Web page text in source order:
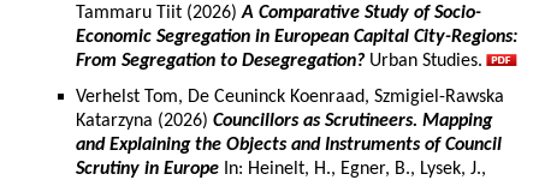
Tammaru Tiit (2026)A Comparative Study of Socio-
Economic Segregation in European Capital City-Regions:
From Segregation to Desegregation? Urban Studies.
Verhelst Tom, De Ceuninck Koenraad, Szmigiel-Rawska
Katarzyna (2026) Councillors as Scrutineers. Mapping
and Explaining the Objects and Instruments of Council
Scrutiny in Europe In: Heinelt, H., Egner, B., Lysek, J.,